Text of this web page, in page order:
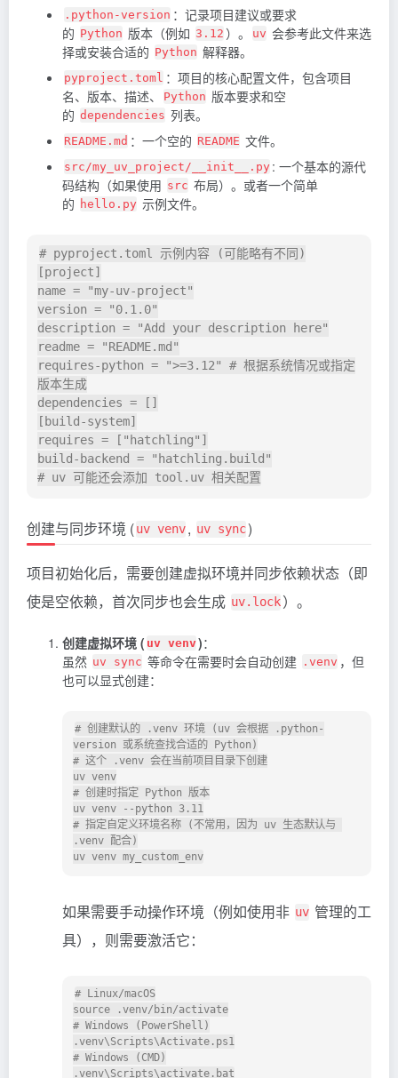
.python-version ：记录项目建议或要求
的 Python 版本（例如 3.12 ）。 uv 会参考此文件来选
择或安装合适的 Python 解释器。
pyproject.toml ：项目的核心配置文件，包含项目
名、版本、描述、
Python 版本要求和空
的 dependencies 列表。
README.md ：一个空的 README 文件。
src/my_uv_project/__init__.py : 一个基本的源代
码结构（如果使用 src 布局）。或者一个简单
的 hello.py 示例文件。
# pyproject.toml 示例内容 (可能略有不同)
[project]
name = "my-uv-project"
version = "0.1.0"
description = "Add your description here"
readme = "README.md"
requires-python = ">=3.12" # 根据系统情况或指定
版本生成
dependencies = []
[build-system]
requires = ["hatchling"]
build-backend = "hatchling.build"
创建与同步环境 (uv venv, uv sync)
项目初始化后，需要创建虚拟环境并同步依赖状态（即
使是空依赖，首次同步也会生成 uv.lock）。
创建虚拟环境 ( uv venv)：
虽然 uv sync 等命令在需要时会自动创建 .venv ，但
也可以显式创建：
# 创建默认的 .venv 环境 (uv 会根据 .python-
version 或系统查找合适的 Python)
# 这个 .venv 会在当前项目目录下创建
uv venv
# 创建时指定 Python 版本
uv venv --python 3.11
# 指定自定义环境名称 (不常用，因为 uv 生态默认与
.venv 配合)
如果需要手动操作环境（例如使用非 uv 管理的工
具），则需要激活它：
# Linux/macOS
source .venv/bin/activate
# Windows (PowerShell)
.venv\Scripts\Activate.ps1
# Windows (CMD)